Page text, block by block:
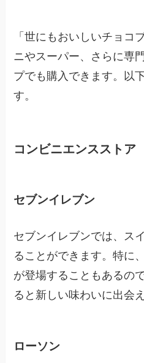
「世にもおいしいチョコ
ニやスーパー、さらに専
プでも購入できます。以
す。
コンビニエンスストア
セブンイレブン
セブンイレブンでは、ス
ることができます。特に
が登場することもあるの
ると新しい味わいに出会
ローソン